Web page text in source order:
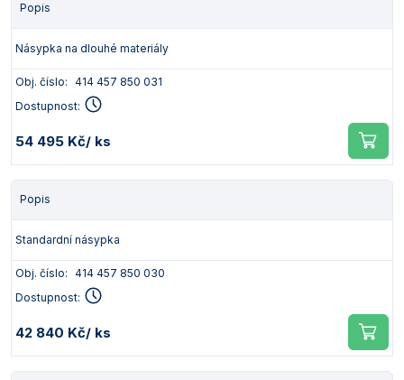
Popis
Násypka na dlouhé materiály
Obj. číslo: 414 457 850 031
Dostupnost:
54 495 Kč/ ks
Popis
Standardní násypka
Obj. číslo: 414 457 850 030
Dostupnost:
42 840 Kč/ ks